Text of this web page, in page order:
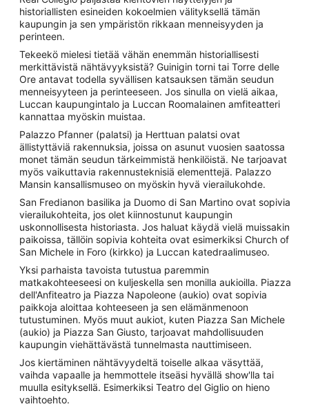
historiallisten esineiden kokoelmien välityksellä tämän
kaupungin ja sen ympäristön rikkaan menneisyyden ja
perinteen.
Tekeekö mielesi tietää vähän enemmän historiallisesti
merkittävistä nähtävyyksistä? Guinigin torni tai Torre delle
Ore antavat todella syvällisen katsauksen tämän seudun
menneisyyteen ja perinteeseen. Jos sinulla on vielä aikaa,
Luccan kaupungintalo ja Luccan Roomalainen amfiteatteri
kannattaa myöskin muistaa.
Palazzo Pfanner (palatsi) ja Herttuan palatsi ovat
ällistyttäviä rakennuksia, joissa on asunut vuosien saatossa
monet tämän seudun tärkeimmistä henkilöistä. Ne tarjoavat
myös vaikuttavia rakennusteknisiä elementtejä. Palazzo
Mansin kansallismuseo on myöskin hyvä vierailukohde.
San Fredianon basilika ja Duomo di San Martino ovat sopivia
vierailukohteita, jos olet kiinnostunut kaupungin
uskonnollisesta historiasta. Jos haluat käydä vielä muissakin
paikoissa, tällöin sopivia kohteita ovat esimerkiksi Church of
San Michele in Foro (kirkko) ja Luccan katedraalimuseo.
Yksi parhaista tavoista tutustua paremmin
matkakohteeseesi on kuljeskella sen monilla aukioilla. Piazza
dell'Anfiteatro ja Piazza Napoleone (aukio) ovat sopivia
paikkoja aloittaa kohteeseen ja sen elämänmenoon
tutustuminen. Myös muut aukiot, kuten Piazza San Michele
(aukio) ja Piazza San Giusto, tarjoavat mahdollisuuden
kaupungin viehättävästä tunnelmasta nauttimiseen.
Jos kiertäminen nähtävyydeltä toiselle alkaa väsyttää,
vaihda vapaalle ja hemmottele itseäsi hyvällä show'lla tai
muulla esityksellä. Esimerkiksi Teatro del Giglio on hieno
vaihtoehto.